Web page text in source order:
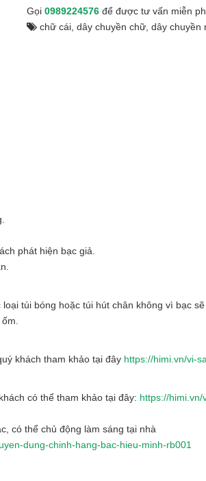
Gọi 0989224576để được tư vấn miễn
chữ cái, dây chuyền chữ, dây chuyền
phát hiện bạc giả.
túi bóng hoặc túi hút chân không vì bạc
khách tham khảo tại đây https://himi.vn/vi-
có thể tham khảo tại đây: https://
có thể chủ động làm sáng tại nhà
dung-chinh-hang-bac-hieu-minh-rb001